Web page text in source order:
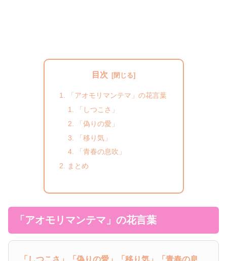
目次
「アオモリマンテマ」の花言葉
「しつこさ」
「偽りの愛」
「移り気」
「青春の息吹」
まとめ
「アオモリマンテマ」の花言葉
「しつこさ」 「偽りの愛」 「移り気」
「青春の息